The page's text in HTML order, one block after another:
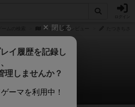
マヤ レビュー
マヤ
きちさんのレビュー
閉じる
イ履歴を記録し
理しませんか？
ーマを利用中！